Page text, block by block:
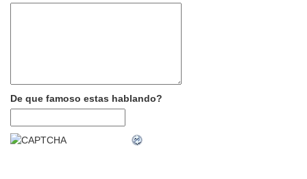
De que famoso estas hablando?